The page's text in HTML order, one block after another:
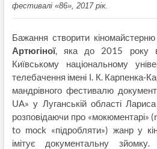
фестивалі «86», 2017 рік.
Бажання створити
Артюгіної, яка до 2015 року
Київському національному
телебачення імені І. К. Карпенка-
мандрівного фестивалю
UA» у Луганській області
розповідаючи про «мокюментарі»
to mock «підробляти») жанр у
імітує документальну